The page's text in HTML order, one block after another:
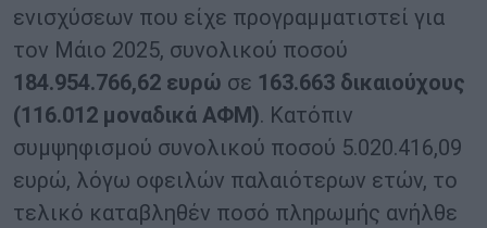
ενισχύσεων που είχε προγραμματιστεί για
τον Μάιο 2025, συνολικού ποσού
184.954.766,62 ευρώ σε 163.663 δικαιούχους
(116.012 μοναδικά ΑΦΜ). Κατόπιν
συμψηφισμού συνολικού ποσού 5.020.416,09
ευρώ, λόγω οφειλών παλαιότερων ετών, το
τελικό καταβληθέν ποσό πληρωμής ανήλθε